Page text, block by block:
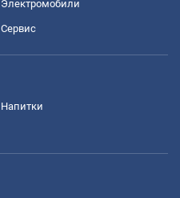
Электромобили
Сервис
Напитки